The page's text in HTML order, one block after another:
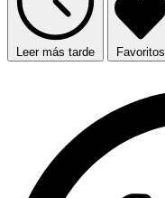
Leer más tarde Favoritos